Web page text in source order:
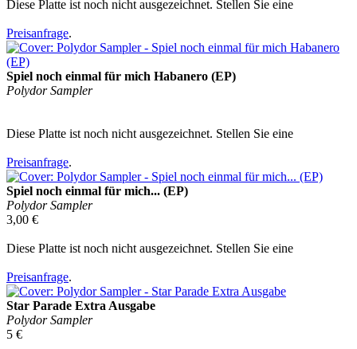
Diese Platte ist noch nicht ausgezeichnet. Stellen Sie eine
Preisanfrage.
Spiel noch einmal für mich Habanero (EP)
Polydor Sampler
Diese Platte ist noch nicht ausgezeichnet. Stellen Sie eine
Preisanfrage.
Spiel noch einmal für mich... (EP)
Polydor Sampler
3,00 €
Diese Platte ist noch nicht ausgezeichnet. Stellen Sie eine
Preisanfrage.
Star Parade Extra Ausgabe
Polydor Sampler
5 €